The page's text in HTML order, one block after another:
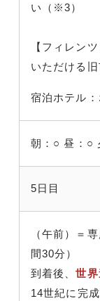
い（※3）
【フィレン
いただける
宿泊ホテル
朝：○ 昼：○
5日目
（午前）＝
間30分）
到着後、世
14世紀に完